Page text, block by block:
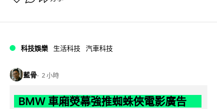
科技娛樂 生活科技 汽車科技
藍骨 2 小時
BMW 車廂熒幕強推蜘蛛俠電影廣告